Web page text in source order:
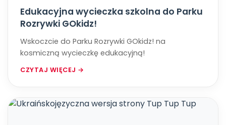
Edukacyjna wycieczka szkolna do Parku
Rozrywki GOkidz!
Wskoczcie do Parku Rozrywki GOkidz! na
kosmiczną wycieczkę edukacyjną!
CZYTAJ WIĘCEJ →